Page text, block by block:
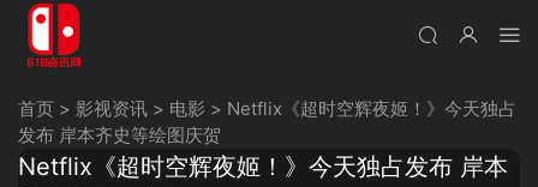
首页 > 影视资讯 > 电影 > Netflix《超时空辉夜姬！》今天独占
发布 岸本齐史等绘图庆贺
Netflix《超时空辉夜姬！》今天独占发布 岸本